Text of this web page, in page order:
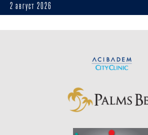
2 август 2026